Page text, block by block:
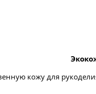
кожу для